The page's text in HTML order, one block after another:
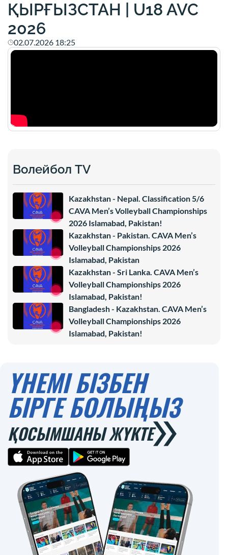
ҚЫРҒЫЗСТАН | U18 AVC
2026
02.07.2026 18:25
Волейбол TV
Kazakhstan - Nepal. Classification 5/6
CAVA Men’s Volleyball Championships
2026 Islamabad, Pakistan!
Kazakhstan - Pakistan. CAVA Men’s
Volleyball Championships 2026
Islamabad, Pakistan
Kazakhstan - Sri Lanka. CAVA Men’s
Volleyball Championships 2026
Islamabad, Pakistan!
Bangladesh - Kazakhstan. CAVA Men’s
Volleyball Championships 2026
Islamabad, Pakistan!
ҮНЕМІ БІЗБЕН
БІРГЕ БОЛЫҢЫЗ
ҚОСЫМШАНЫ ЖҮКТЕ